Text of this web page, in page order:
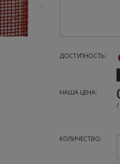
ДОСТУПНОСТЬ:
НАША ЦЕНА:
/
КОЛИЧЕСТВО: